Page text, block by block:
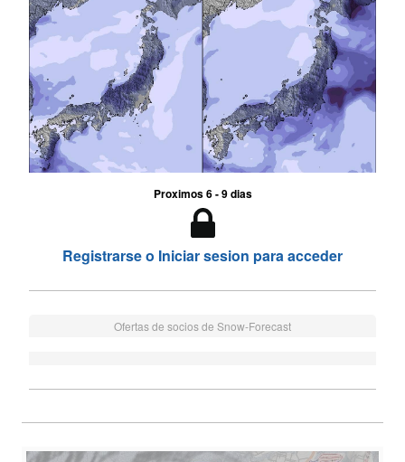
Proximos 6 - 9 dias
Registrarse o Iniciar sesion para acceder
Ofertas de socios de Snow-Forecast